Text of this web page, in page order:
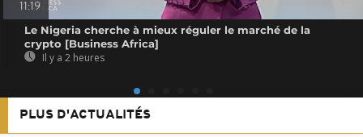
11:19
Le Nigeria cherche à mieux réguler le marché de la
crypto [Business Africa]
Il y a 2 heures
PLUS D'ACTUALITÉS